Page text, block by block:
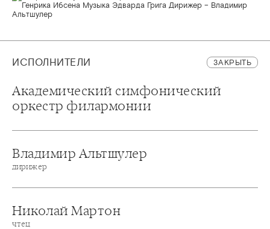
ИСПОЛНИТЕЛИ ЗАКРЫТЬ
Академический симфонический
оркестр филармонии
Владимир Альтшулер
дирижер
Николай Мартон
чтец